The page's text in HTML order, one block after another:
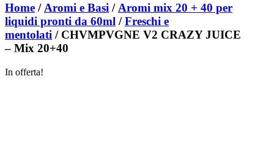
Home / Aromi e Basi / Aromi mix 20 + 40 per
liquidi pronti da 60ml /Freschi e
mentolati / CHVMPVGNE V2 CRAZY JUICE
– Mix 20+40
In offerta!